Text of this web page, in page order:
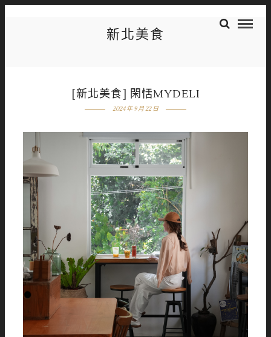
新北美食
[新北美食] 閑恬MYDELI
2024 年 9 月 22 日